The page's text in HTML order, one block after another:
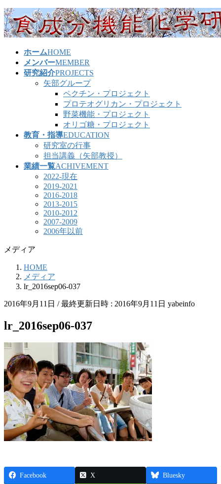
コ
ン
テ
ナ
ビ
ゲ
ホームHOME
メンバーMEMBER
研究紹介PROJECTS
矢部グループ
ペクチン・プロジェクト
プロテオグリカン・プロジェクト
野菜機能・プロジェクト
オリゴ糖・プロジェクト
教育・指導EDUCATION
研究室の行事
担当講義（矢部教授）
業績一覧ACHIVEMENT
2022-現在
2019-2021
2016-2018
2013-2015
2010-2012
2007-2009
2006年以前
メディア
HOME
メディア
lr_2016sep06-037
2016年9月11日 / 最終更新日時 : 2016年9月11日 yabeinfo
lr_2016sep06-037
Facebook X Bluesky